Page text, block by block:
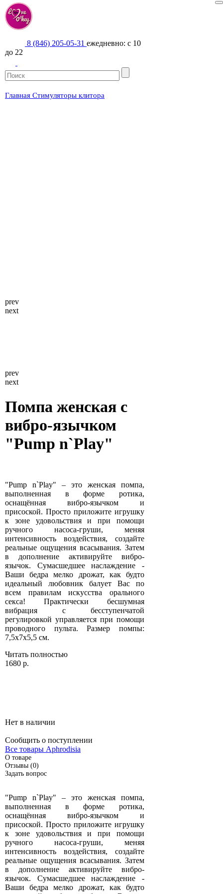
Наши магазины
Акции и новинки
Доставка и оплата
LOVE-БЛОГ
8 (846) 205-05-31 ежедневно: с 10
до 22
Главная Стимуляторы клитора
prev
next
prev
next
Помпа женская с
вибро-язычком
"Pump n`Play"
"Pump n`Play" – это женская помпа,
выполненная в форме ротика,
оснащённая вибро-язычком и
присоской. Просто приложите игрушку
к зоне удовольствия и при помощи
ручного насоса-груши, меняя
интенсивность воздействия, создайте
реальные ощущения всасывания. Затем
в дополнение активируйте вибро-
язычок. Сумасшедшее наслаждение -
Ваши бедра мелко дрожат, как будто
идеальный любовник балует Вас по
всем правилам искусства орального
секса! Практически бесшумная
вибрация с бесступенчатой
регулировкой управляется при помощи
проводного пульта. Размер помпы:
7,5х7х5,5 см.
Читать полностью
1680 р.
Нет в наличии
Сообщить о поступлении
Все товары Aphrodisia
О товаре
Отзывы (0)
Задать вопрос
"Pump n`Play" – это женская помпа,
выполненная в форме ротика,
оснащённая вибро-язычком и
присоской. Просто приложите игрушку
к зоне удовольствия и при помощи
ручного насоса-груши, меняя
интенсивность воздействия, создайте
реальные ощущения всасывания. Затем
в дополнение активируйте вибро-
язычок. Сумасшедшее наслаждение -
Ваши бедра мелко дрожат, как будто